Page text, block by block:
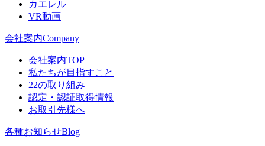
カエレル
VR動画
会社案内Company
会社案内TOP
私たちが目指すこと
22の取り組み
認定・認証取得情報
お取引先様へ
各種お知らせBlog